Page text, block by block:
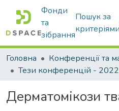
Фонди
та
зібрання
Пошук за
критеріями
Головна
Тези конференцій - 2022
Дерматомікози